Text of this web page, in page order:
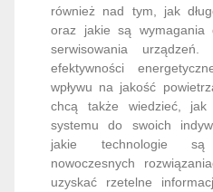
również nad tym, jak
oraz jakie są wymagania
serwisowania
efektywności
wpływu na jakość
chcą także wiedzieć, jak
systemu do swoich
jakie technologie są
nowoczesnych
uzyskać rzetelne